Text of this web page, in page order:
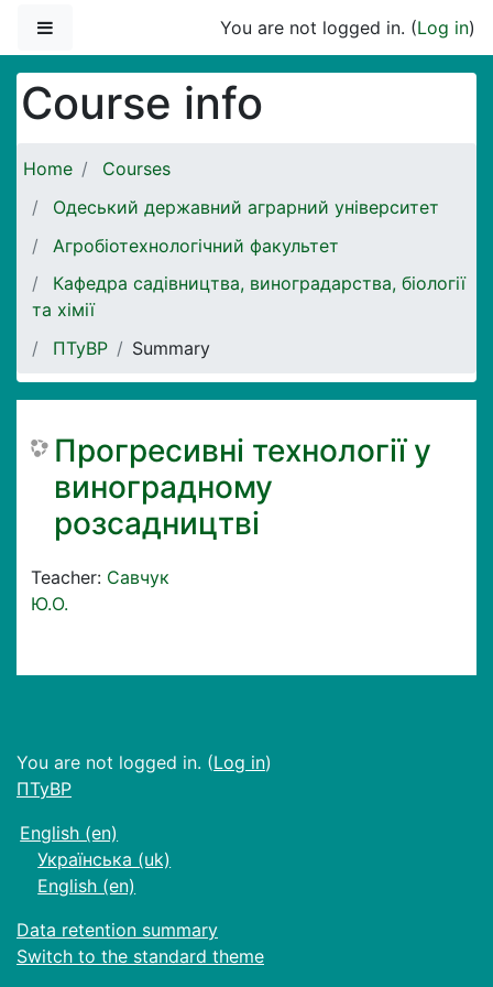
You are not logged in. (Log in)
Course info
Home
Courses
Одеський державний аграрний університет
Агробіотехнологічний факультет
Кафедра садівництва, виноградарства, біології
та хімії
ПТуВР
Summary
Прогресивні технології у
виноградному
розсадництві
Teacher: Савчук
Ю.О.
You are not logged in. (Log in)
ПТуВР
English ‎(en)‎
Українська ‎(uk)‎
English ‎(en)‎
Data retention summary
Switch to the standard theme